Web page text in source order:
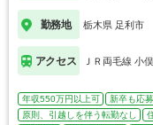
勤務地 栃木県 足利市
アクセス ＪＲ両毛線 小
年収550万円以上可 新卒も応
原則、引越しを伴う転勤なし